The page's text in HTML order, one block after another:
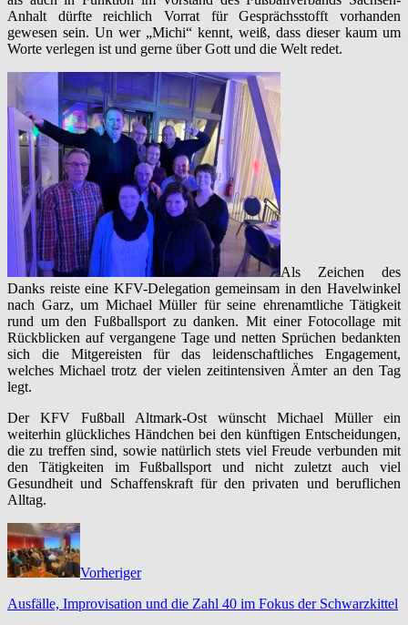
Anhalt dürfte reichlich Vorrat für Gesprächsstofft vorhanden
gewesen sein. Un wer „Michi“ kennt, weiß, dass dieser kaum um
Worte verlegen ist und gerne über Gott und die Welt redet.
Als Zeichen des
Danks reiste eine KFV-Delegation gemeinsam in den Havelwinkel
nach Garz, um Michael Müller für seine ehrenamtliche Tätigkeit
rund um den Fußballsport zu danken. Mit einer Fotocollage mit
Rückblicken auf vergangene Tage und netten Sprüchen bedankten
sich die Mitgereisten für das leidenschaftliches Engagement,
welches Michael trotz der vielen zeitintensiven Ämter an den Tag
legt.
Der KFV Fußball Altmark-Ost wünscht Michael Müller ein
weiterhin glückliches Händchen bei den künftigen Entscheidungen,
die zu treffen sind, sowie natürlich stets viel Freude verbunden mit
den Tätigkeiten im Fußballsport und nicht zuletzt auch viel
Gesundheit und Schaffenskraft für den privaten und beruflichen
Alltag.
Vorheriger
Ausfälle, Improvisation und die Zahl 40 im Fokus der Schwarzkittel